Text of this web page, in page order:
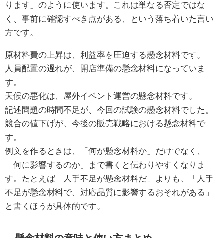
ります」のように使います。これは単なる否定ではな
く、事前に確認すべき点がある、という落ち着いた言い
方です。
原材料費の上昇は、利益率を圧迫する懸念材料です。
人員配置の遅れが、開店準備の懸念材料になっていま
す。
天候の悪化は、屋外イベント運営の懸念材料です。
記述問題の時間不足が、今回の試験の懸念材料でした。
競合の値下げが、今後の販売戦略における懸念材料で
す。
例文を作るときは、「何が懸念材料か」だけでなく、
「何に影響するのか」まで書くと伝わりやすくなりま
す。たとえば「人手不足が懸念材料だ」よりも、「人手
不足が懸念材料で、対応品質に影響するおそれがある」
と書くほうが具体的です。